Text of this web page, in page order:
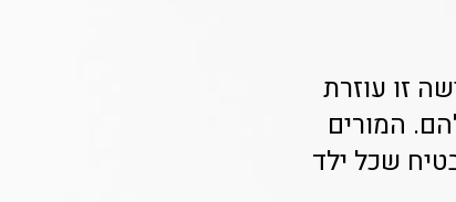
זו עוזרת
המורים
שכל ילד